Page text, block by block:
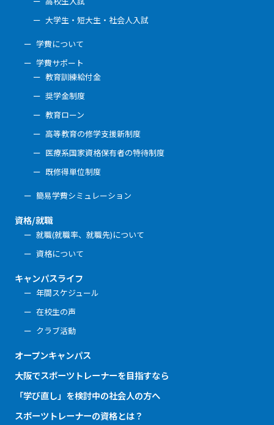
大学生・短大生・社会人入試
学費について
学費サポート
教育訓練給付金
奨学金制度
教育ローン
高等教育の修学支援新制度
医療系国家資格保有者の特待制度
既修得単位制度
簡易学費シミュレーション
資格/就職
就職(就職率、就職先)について
資格について
キャンパスライフ
年間スケジュール
在校生の声
クラブ活動
オープンキャンパス
大阪でスポーツトレーナーを目指すなら
「学び直し」を検討中の社会人の方へ
スポーツトレーナーの資格とは？